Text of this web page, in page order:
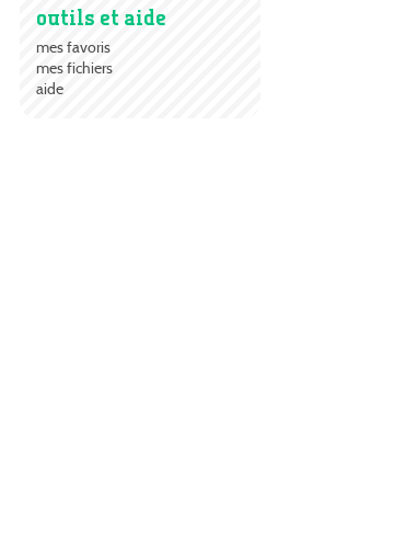
outils et aide
mes favoris
mes fichiers
aide